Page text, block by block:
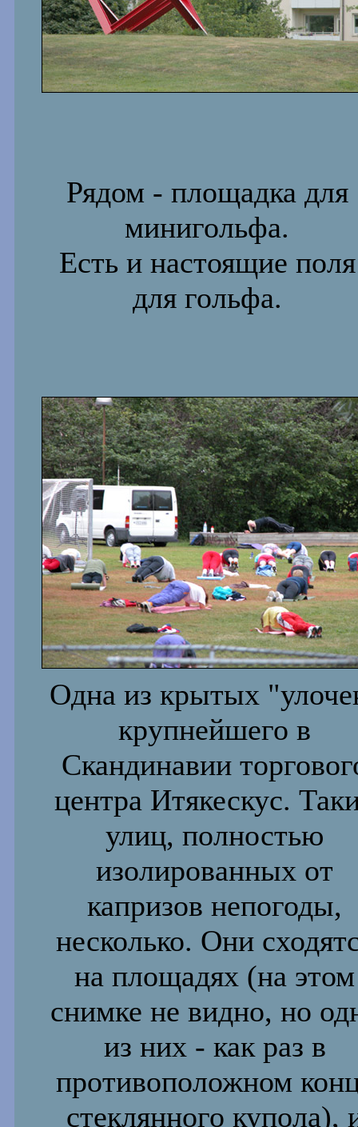
Рядом - площадка для
минигольфа.
Есть и настоящие поля
для гольфа.
Одна из крытых
крупнейшего в
Скандинавии
центра Итякескус.
улиц, полностью
изолированных от
капризов непогоды,
несколько. Они
на площадях (на этом
снимке не видно, но
из них - как раз в
противоположном
стеклянного купола),